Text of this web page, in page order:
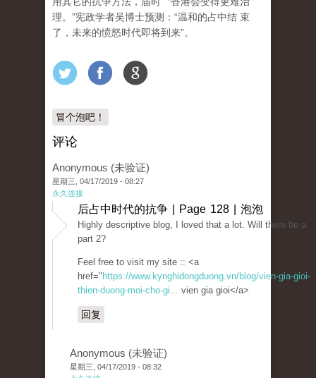
理。”宪政学者吴博士预测：“温和的占中结 束
了，未来的愤怒时代即将到来”。
冒个泡吧！
评论
Anonymous (未验证)
星期三, 04/17/2019 - 08:27
永久连接
后占中时代的抗争 | Page 128 | 泡泡
Highly descriptive blog, I loved that a lot. Will there be a
part 2?
Feel free to visit my site :: <a
href=" https://www.kynghidongduong.vn/blog/vien-gia-gioi-
thien-duong-moi-cho-gi... vien gia gioi</a>
回复
Anonymous (未验证)
星期三, 04/17/2019 - 08:32